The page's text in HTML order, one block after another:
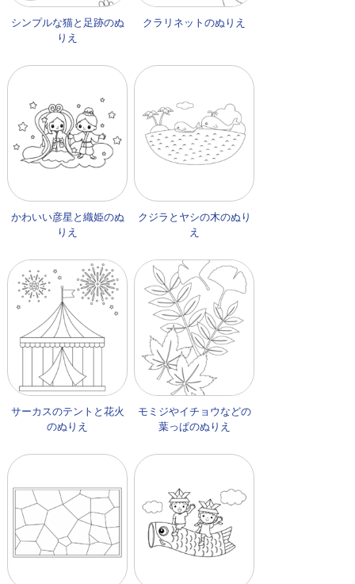
シンプルな猫と足跡のぬ
りえ
クラリネットのぬりえ
かわいい彦星と織姫のぬ
りえ
クジラとヤシの木のぬり
え
サーカスのテントと花火
のぬりえ
モミジやイチョウなどの
葉っぱのぬりえ